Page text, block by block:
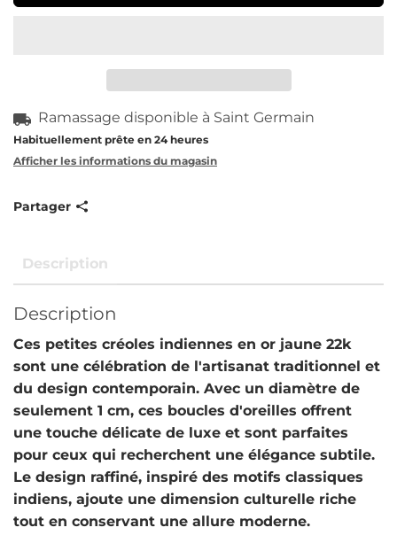
Ramassage disponible à Saint Germain
Habituellement prête en 24 heures
Afficher les informations du magasin
Partager
Description
Description
Ces petites créoles indiennes en or jaune 22k
sont une célébration de l'artisanat traditionnel et
du design contemporain. Avec un diamètre de
seulement 1 cm, ces boucles d'oreilles offrent
une touche délicate de luxe et sont parfaites
pour ceux qui recherchent une élégance subtile.
Le design raffiné, inspiré des motifs classiques
indiens, ajoute une dimension culturelle riche
tout en conservant une allure moderne.